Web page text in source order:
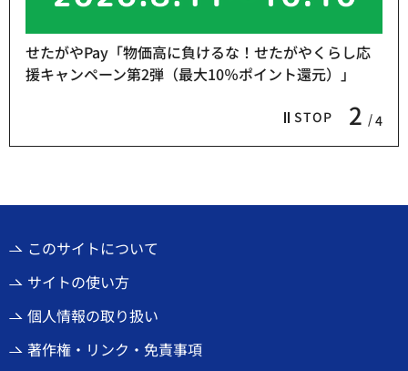
STOP 2 4
せたがやPay「物価高に負けるな！せたがやくらし応
援キャンペーン第2弾（最大10％ポイント還元）」
このサイトについて
サイトの使い方
個人情報の取り扱い
著作権・リンク・免責事項